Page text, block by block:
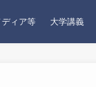
ィア等 大学講義